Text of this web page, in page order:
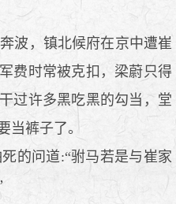
波，镇北候府在京中遭崔
费时常被克扣，梁蔚只得
过许多黑吃黑的勾当，堂
当裤子了。
的问道:“驸马若是与崔家